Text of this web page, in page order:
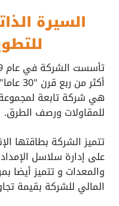
السيرة
أكثر
هي شركة تابعة لمجموعة
للمقاولات ورصف الطرق.
تتميز الشركة بطاقتها
على إدارة سلاسل
والمعدات و تتميز أيضا
المالي للشركة بقيمة